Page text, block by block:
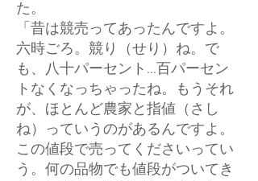
た。
「昔は競売ってあったんですよ。
六時ごろ。競り（せり）ね。で
も、八十パーセント…百パーセン
トなくなっちゃったね。もうそれ
が、ほとんど農家と指値（さし
ね）っていうのがあるんですよ。
この値段で売ってくださいってい
う。何の品物でも値段がついてき